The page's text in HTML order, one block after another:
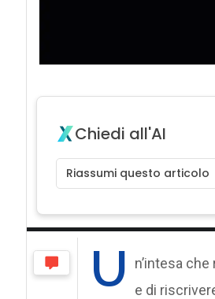
Chiedi all'AI
Riassumi questo articolo
U
n’intesa
e di